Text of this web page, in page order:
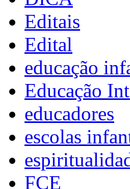
Editais
Edital
educação
Educação
educadores
escolas
FCE